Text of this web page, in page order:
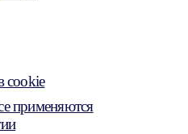
cookie
применяются